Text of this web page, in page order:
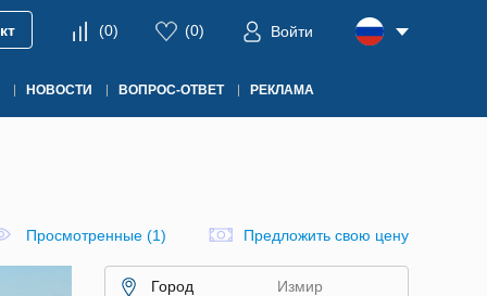
(0) (0) Войти
НОВОСТИ ВОПРОС-ОТВЕТ РЕКЛАМА
Просмотренные (1) Предложить свою цену
Город Измир